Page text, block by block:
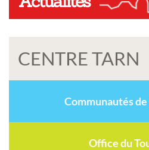
CENTRE TARN
Communautés
Office du